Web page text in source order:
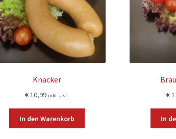
Knacker
€10,99 inkl. Ust.
In den Warenkorb
€
In